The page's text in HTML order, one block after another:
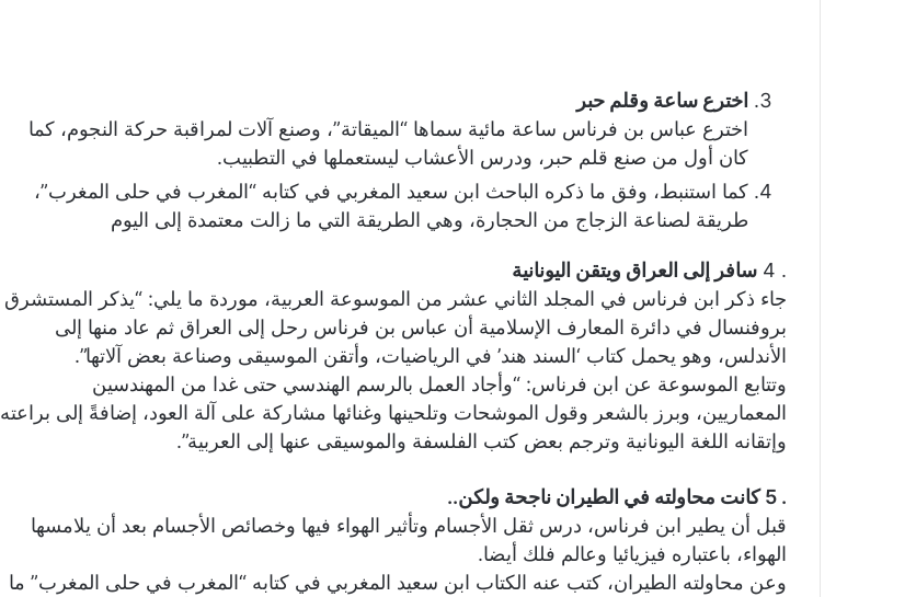
اخترع ساعة وقلم حبر
اخترع عباس بن فرناس ساعة مائية سماها “الميقاتة”، وصنع آلات لمراقبة حركة النجوم، كما
كان أول من صنع قلم حبر، ودرس الأعشاب ليستعملها في التطبيب.
​​كما استنبط، وفق ما ذكره الباحث ابن سعيد المغربي في كتابه “المغرب في حلى المغرب”،
طريقة لصناعة الزجاج من الحجارة، وهي الطريقة التي ما زالت معتمدة إلى اليوم
. 4
سافر إلى العراق ويتقن اليونانية
جاء ذكر ابن فرناس في المجلد الثاني عشر من الموسوعة العربية، موردة ما يلي: “يذكر المستشرق
بروفنسال في دائرة المعارف الإسلامية أن عباس بن فرناس رحل إلى العراق ثم عاد منها إلى
الأندلس، وهو يحمل كتاب ‘السند هند’ في الرياضيات، وأتقن الموسيقى وصناعة بعض آلاتها”.
وتتابع الموسوعة عن ابن فرناس: “وأجاد العمل بالرسم الهندسي حتى غدا من المهندسين
المعماريين، وبرز بالشعر وقول الموشحات وتلحينها وغنائها مشاركة على آلة العود، إضافةً إلى براعته
وإتقانه اللغة اليونانية وترجم بعض كتب الفلسفة والموسيقى عنها إلى العربية”.
. 5 كانت محاولته في الطيران ناجحة ولكن..
قبل أن يطير ابن فرناس، درس ثقل الأجسام وتأثير الهواء فيها وخصائص الأجسام بعد أن يلامسها
الهواء، باعتباره فيزيائيا وعالم فلك أيضا.
وعن محاولته الطيران، كتب عنه الكتاب ابن سعيد المغربي في كتابه “المغرب في حلى المغرب” ما